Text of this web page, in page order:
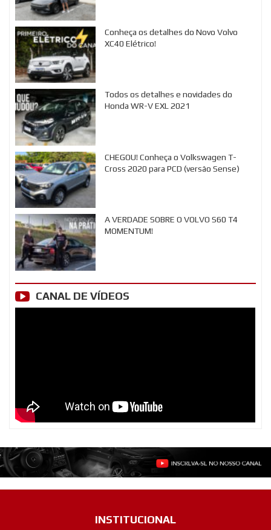
Conheça os detalhes do Novo Volvo
XC40 Elétrico!
Todos os detalhes e novidades do
Honda WR-V EXL 2021
CHEGOU! Conheça o Volkswagen T-
Cross 2020 para PCD (versão Sense)
A VERDADE SOBRE O VOLVO S60 T4
MOMENTUM!
CANAL DE VÍDEOS
INSTITUCIONAL